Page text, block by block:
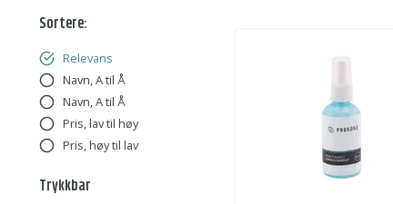
Sortere:
Relevans
Navn, A til Å
Navn, A til Å
Pris, lav til høy
Pris, høy til lav
Trykkbar